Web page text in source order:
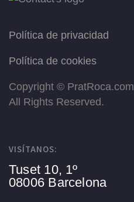
Política de privacidad
Política de cookies
Copyright © PratRoca.com
All Rights Reserved.
VISÍTANOS:
Tuset 10, 1º
08006 Barcelona